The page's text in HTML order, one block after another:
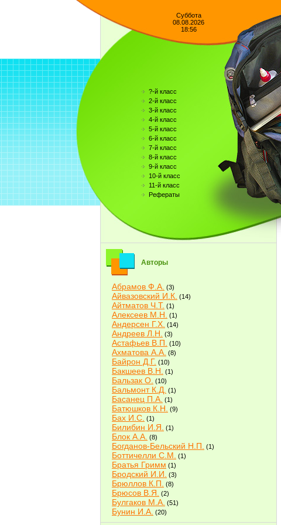
Суббота
08.08.2026
18:56
?-й класс
2-й класс
3-й класс
4-й класс
5-й класс
6-й класс
7-й класс
8-й класс
9-й класс
10-й класс
11-й класс
Рефераты
Авторы
Абрамов Ф.А. (3)
Айвазовский И.К. (14)
Айтматов Ч.Т. (1)
Алексеев М.Н. (1)
Андерсен Г.Х. (14)
Андреев Л.Н. (3)
Астафьев В.П. (10)
Ахматова А.А. (8)
Байрон Д.Г. (10)
Бакшеев В.Н. (1)
Бальзак О. (10)
Бальмонт К.Д. (1)
Басанец П.А. (1)
Батюшков К.Н. (9)
Бах И.С. (1)
Билибин И.Я. (1)
Блок А.А. (8)
Богданов-Бельский Н.П. (1)
Боттичелли С.М. (1)
Братья Гримм (1)
Бродский И.И. (3)
Брюллов К.П. (8)
Брюсов В.Я. (2)
Булгаков М.А. (51)
Бунин И.А. (20)
Быков В.В.(2)